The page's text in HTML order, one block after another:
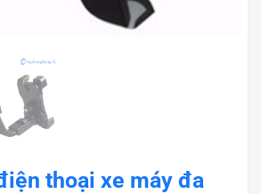
thoại xe máy đa